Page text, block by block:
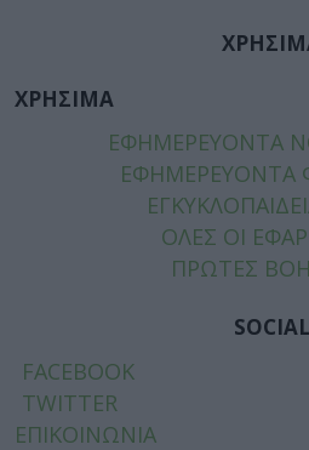
ΧΡΗΣΙΜΑ
ΕΦΗΜΕΡΕΥΟΝΤΑ
ΕΦΗΜΕΡΕΥΟΝΤΑ
ΟΛΕΣ ΟΙ
ΠΡΩΤΕΣ
SOCIAL
FACEBOOK
TWITTER
ΕΠΙΚΟΙΝΩΝΙΑ